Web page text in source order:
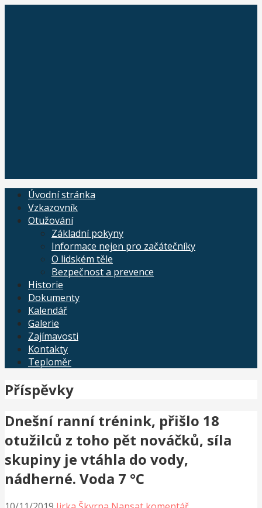
Úvodní stránka
Vzkazovník
Otužování
Základní pokyny
Informace nejen pro začátečníky
O lidském těle
Bezpečnost a prevence
Historie
Dokumenty
Kalendář
Galerie
Zajímavosti
Kontakty
Teploměr
Příspěvky
Dnešní ranní trénink, přišlo 18
otužilců z toho pět nováčků, síla
skupiny je vtáhla do vody,
nádherné. Voda 7 °C